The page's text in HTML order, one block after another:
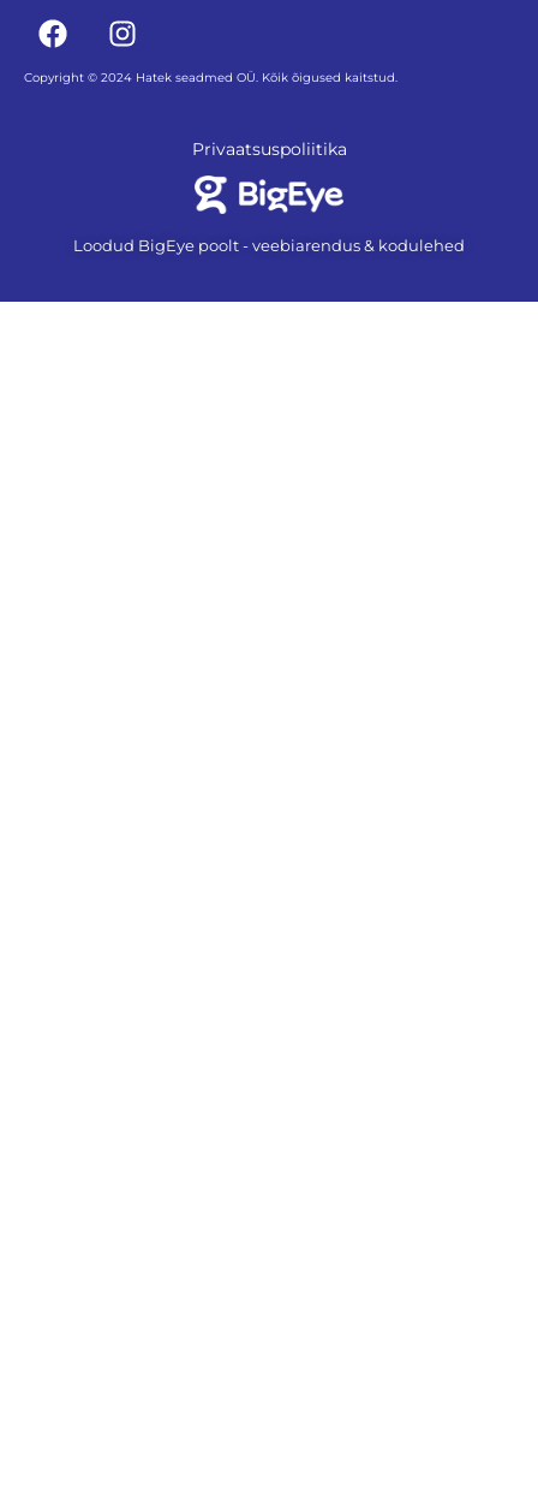
Copyright © 2024 Hatek seadmed OÜ. Kõik õigused kaitstud.
Privaatsuspoliitika
Loodud BigEye poolt - veebiarendus & kodulehed